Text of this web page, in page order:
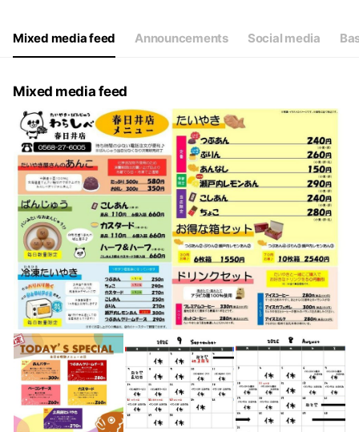
Sat
11:00 - 17:00
定休日 火・水曜日（不定休あり）
Mixed media feed Announcements Social media
Mixed media feed